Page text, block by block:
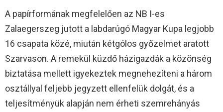
A papírformának megfelelően az NB I-es
Zalaegerszeg jutott a labdarúgó Magyar Kupa legjobb
16 csapata közé, miután kétgólos győzelmet aratott
Szarvason. A remekül küzdő házigazdák a közönség
biztatása mellett igyekeztek megnehezíteni a három
osztállyal feljebb jegyzett ellenfelük dolgát, és a
teljesítményük alapján nem érheti szemrehányás